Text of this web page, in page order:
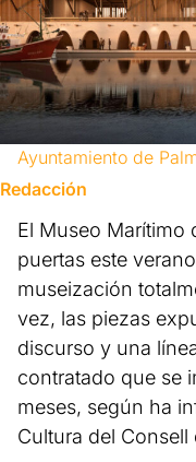
Ayuntamiento de
Redacción
El Museo Marítimo
puertas este
museización
vez, las piezas
discurso y una
contratado que se
meses, según ha
Cultura del Consell